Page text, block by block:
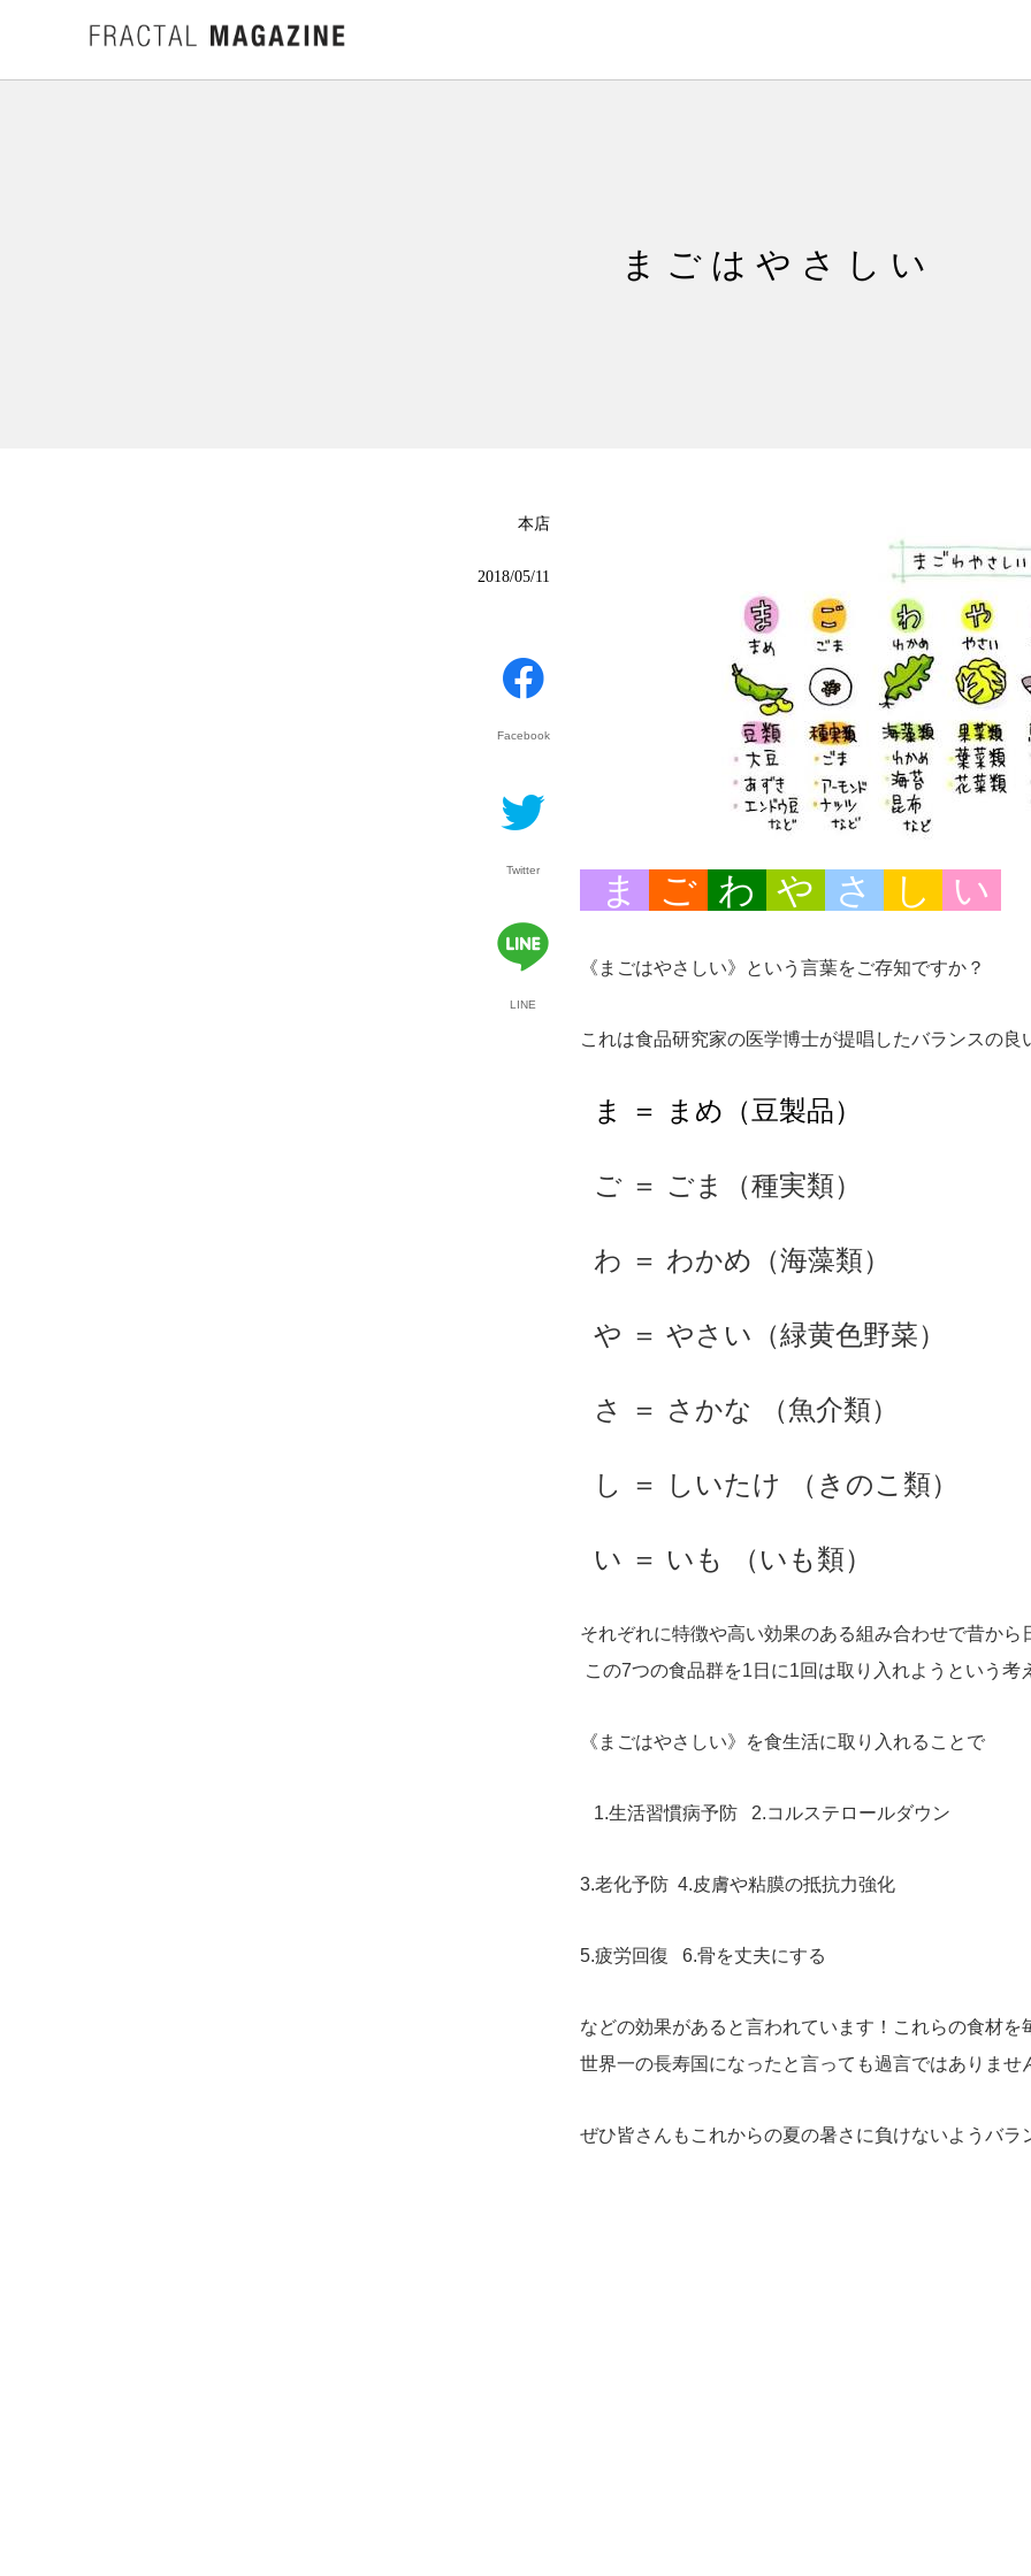
ま ご は や さ し い
本店
2018/05/11
Facebook
Twitter
LINE
ま ご わ や さ し い
《まごはやさしい》という言葉をご存知ですか？
これは食品研究家の医学博士が提唱したバランスの良
ま ＝ まめ（豆製品）
ご ＝ ごま（種実類）
わ ＝ わかめ（海藻類）
や ＝ やさい（緑黄色野菜）
さ ＝ さかな （魚介類）
し ＝ しいたけ （きのこ類）
い ＝ いも （いも類）
それぞれに特徴や高い効果のある組み合わせで昔か
この7つの食品群を1日に1回は取り入れようという考
《まごはやさしい》を食生活に取り入れることで
1.生活習慣病予防 2.コルステロールダウン
3.老化予防 4.皮膚や粘膜の抵抗力強化
5.疲労回復 6.骨を丈夫にする
などの効果があると言われています！これらの食材
世界一の長寿国になったと言っても過言ではありませ
ぜひ皆さんもこれからの夏の暑さに負けないよ